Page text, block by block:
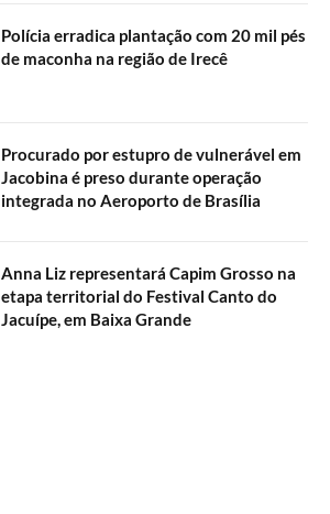
Polícia erradica plantação com 20 mil pés
de maconha na região de Irecê
Procurado por estupro de vulnerável em
Jacobina é preso durante operação
integrada no Aeroporto de Brasília
Anna Liz representará Capim Grosso na
etapa territorial do Festival Canto do
Jacuípe, em Baixa Grande